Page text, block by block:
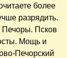
более
разрядить.
Печоры. Псков
Мощь и
Печорский